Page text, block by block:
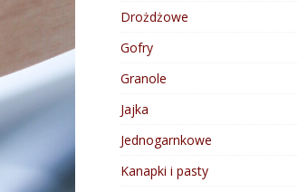
Drożdżowe
Gofry
Granole
Jajka
Jednogarnkowe
Kanapki i pasty